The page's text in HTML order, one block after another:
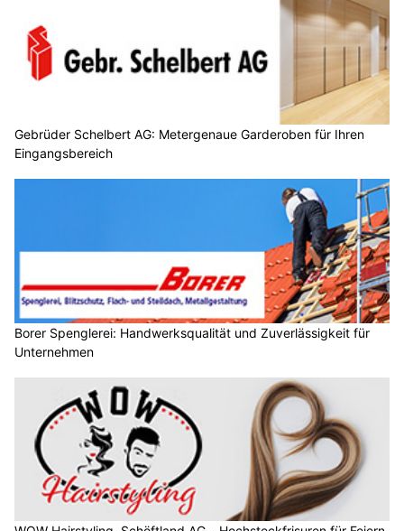
Gebrüder Schelbert AG: Metergenaue Garderoben für Ihren
Eingangsbereich
Borer Spenglerei: Handwerksqualität und Zuverlässigkeit für
Unternehmen